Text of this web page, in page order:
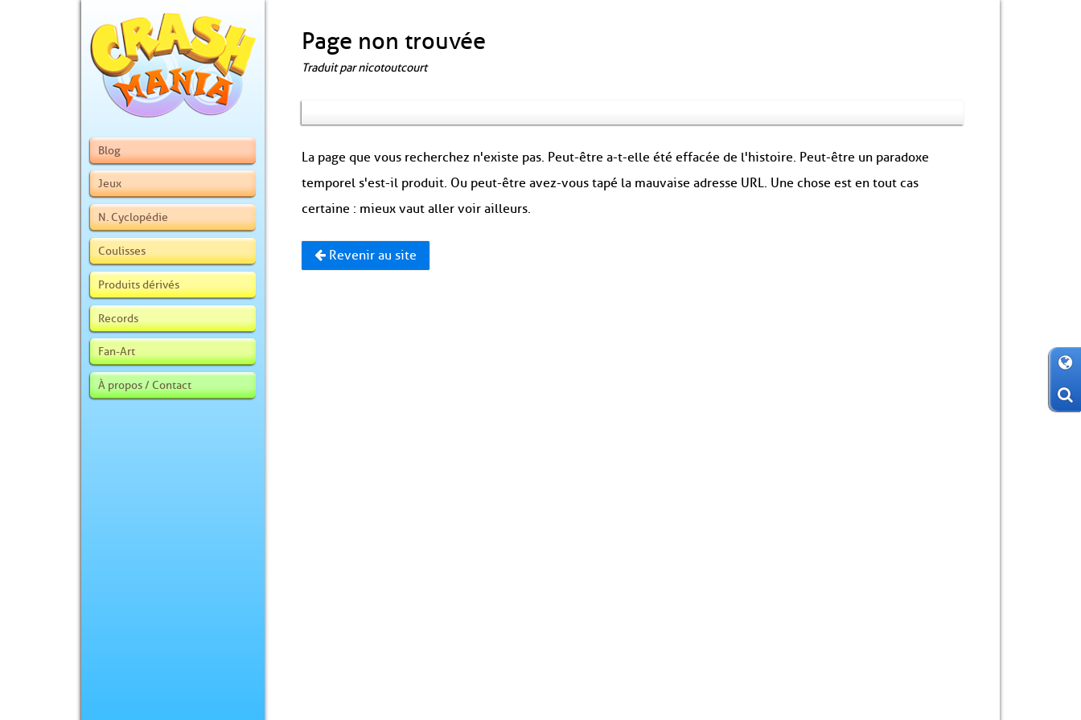
Blog
Jeux
N. Cyclopédie
Coulisses
Produits dérivés
Records
Fan-Art
À propos / Contact
Page non trouvée
Traduit par nicotoutcourt
La page que vous recherchez n'existe pas. Peut-être a-t-elle été effacée de l'histoire. Peut-être un paradoxe
temporel s'est-il produit. Ou peut-être avez-vous tapé la mauvaise adresse URL. Une chose est en tout cas
certaine : mieux vaut aller voir ailleurs.
Revenir au site